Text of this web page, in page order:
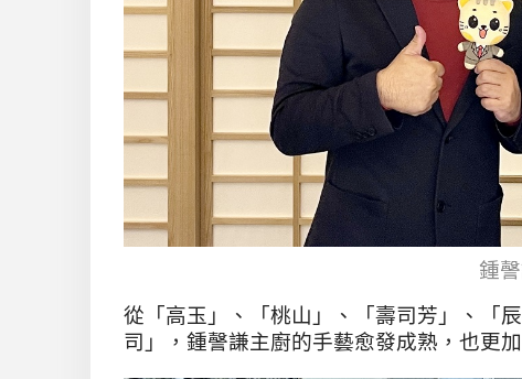
鍾
從「高玉」、「桃山」、「壽司芳」、「
司」，鍾謦謙主廚的手藝愈發成熟，也更